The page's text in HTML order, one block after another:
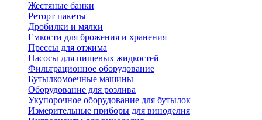
Жестяные банки
Реторт пакеты
Дробилки и мялки
Емкости для брожения и хранения
Прессы для отжима
Насосы для пищевых жидкостей
Фильтрационное оборудование
Бутылкомоечные машины
Оборудование для розлива
Укупорочное оборудование для бутылок
Измерительные приборы для виноделия